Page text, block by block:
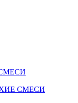
СМЕСИ